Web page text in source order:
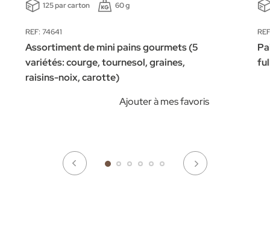
125 par carton 60 g
REF: 74641
Assortiment de mini pains gourmets (5
variétés: courge, tournesol, graines,
raisins-noix, carotte)
Ajouter à mes favoris